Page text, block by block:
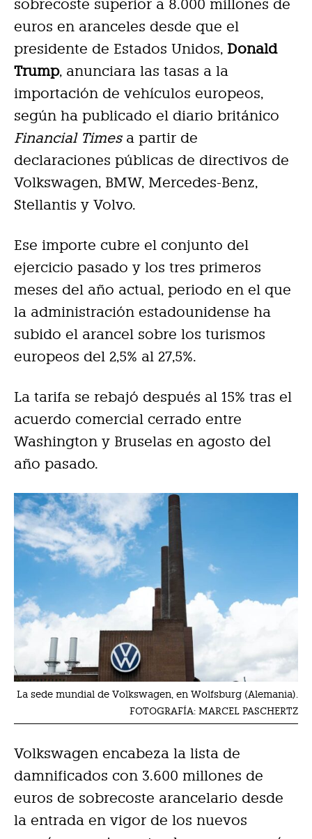
sobrecoste superior a 8.000 millones de
euros en aranceles desde que el
presidente de Estados Unidos, Donald
Trump, anunciara las tasas a la
importación de vehículos europeos,
según ha publicado el diario británico
Financial Timesa partir de
declaraciones públicas de directivos de
Volkswagen, BMW, Mercedes-Benz,
Stellantis y Volvo.
Ese importe cubre el conjunto del
ejercicio pasado y los tres primeros
meses del año actual, periodo en el que
la administración estadounidense ha
subido el arancel sobre los turismos
europeos del 2,5% al 27,5%.
La tarifa se rebajó después al 15% tras el
acuerdo comercial cerrado entre
Washington y Bruselas en agosto del
año pasado.
La sede mundial de Volkswagen, en Wolfsburg (Alemania).
FOTOGRAFÍA: MARCEL PASCHERTZ
Volkswagen encabeza la lista de
damnificados con 3.600 millones de
euros de sobrecoste arancelario desde
la entrada en vigor de los nuevos